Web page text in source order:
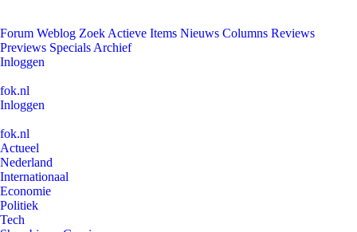
Forum Weblog Zoek Actieve Items Nieuws Columns Reviews
Previews Specials Archief
Inloggen
fok.nl
Inloggen
fok.nl
Actueel
Nederland
Internationaal
Economie
Politiek
Tech